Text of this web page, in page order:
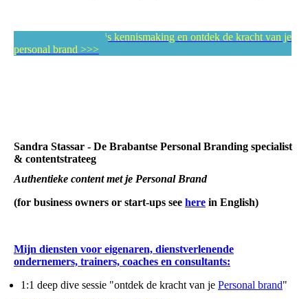
Reserveer een gratis kennismaking en ontdek de kracht van je
personal brand >>>
Sandra Stassar - De Brabantse Personal Branding specialist
& contentstrateeg
Authentieke content met je Personal Brand
(for business owners or start-ups see here in English)
Mijn diensten voor eigenaren, dienstverlenende
ondernemers, trainers, coaches en consultants:
1:1 deep dive sessie "ontdek de kracht van je Personal brand"